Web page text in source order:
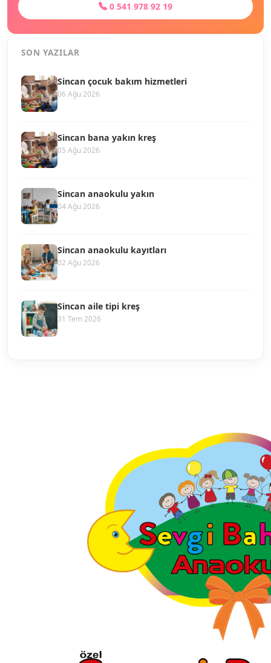
0 541 978 92 19
SON YAZILAR
Sincan çocuk bakım hizmetleri
06 Ağu 2026
Sincan bana yakın kreş
05 Ağu 2026
Sincan anaokulu yakın
04 Ağu 2026
Sincan anaokulu kayıtları
02 Ağu 2026
Sincan aile tipi kreş
31 Tem 2026